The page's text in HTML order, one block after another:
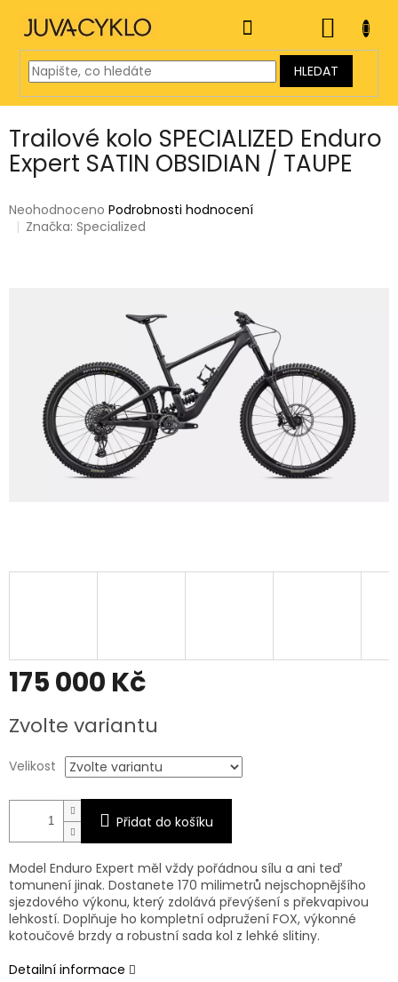
obsah
HLEDAT
KOŠÍK
Trailové kolo SPECIALIZED Enduro
Expert SATIN OBSIDIAN / TAUPE
Průměrné
hodnocení
Neohodnoceno Podrobnosti hodnocení
Značka:Specialized
175 000 Kč
cena:
Zvolte variantu
Velikost
Přidat do košíku
Model Enduro Expert měl vždy pořádnou sílu a ani teď
tomunení jinak. Dostanete 170 milimetrů nejschopnějšího
sjezdového výkonu, který zdolává převýšení s překvapivou
lehkostí. Doplňuje ho kompletní odpružení FOX, výkonné
kotoučové brzdy a robustní sada kol z lehké slitiny.
Detailní informace